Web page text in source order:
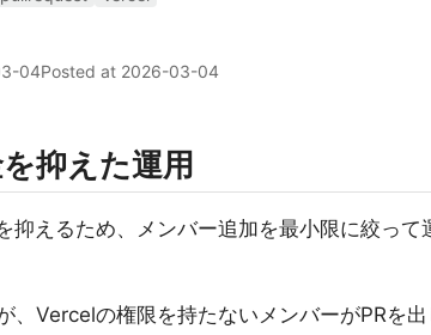
04Posted at 2026-03-04
抑えた運用
抑えるため、メンバー追加を最小限に絞って
、Vercelの権限を持たないメンバーがPRを